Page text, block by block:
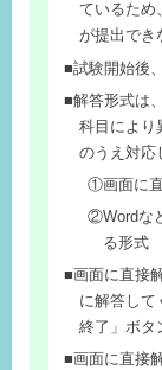
ているため
が提出でき
試験開始後
解答形式は
科目により
のうえ対応
①画面に
②Wordな
る形式
画面に直接
に解答して
終了」ボタ
画面に直接